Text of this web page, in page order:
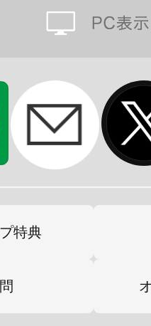
清掃など、様々
どには、脚部と
す。
TAMOTU」は、
くのカラーバ
ているモデルで
特典